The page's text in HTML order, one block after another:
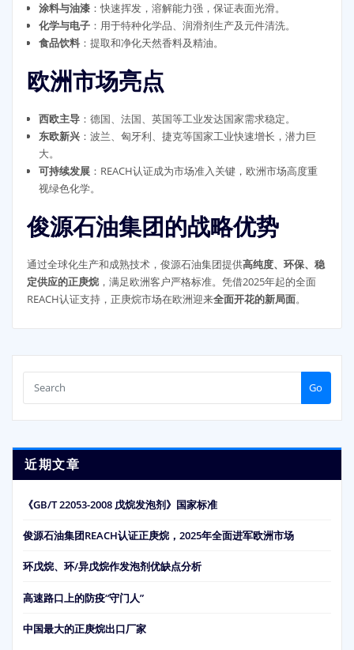
涂料与油漆：快速挥发，溶解能力强，保证表面光滑。
化学与电子：用于特种化学品、润滑剂生产及元件清洗。
食品饮料：提取和净化天然香料及精油。
欧洲市场亮点
西欧主导：德国、法国、英国等工业发达国家需求稳定。
东欧新兴：波兰、匈牙利、捷克等国家工业快速增长，潜力巨
大。
可持续发展：REACH认证成为市场准入关键，欧洲市场高度重
视绿色化学。
俊源石油集团的战略优势
通过全球化生产和成熟技术，俊源石油集团提供高纯度、环保、稳
定供应的正庚烷，满足欧洲客户严格标准。凭借2025年起的全面
REACH认证支持，正庚烷市场在欧洲迎来全面开花的新局面。
Go
近期文章
《GB/T 22053-2008 戊烷发泡剂》国家标准
俊源石油集团REACH认证正庚烷，2025年全面进军欧洲市场
环戊烷、环/异戊烷作发泡剂优缺点分析
高速路口上的防疫“守门人”
中国最大的正庚烷出口厂家